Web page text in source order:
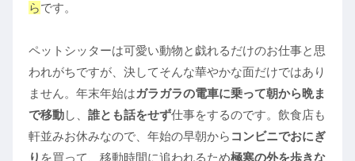
らです。
ペットシッターは可愛い動物と戯れるだけのお仕事と思
われがちですが、決してそんな華やかな面だけではあり
ません。年末年始はガラガラの電車に乗って朝から晩ま
で移動し、 誰とも話をせず仕事をするのです。飲食店も
軒並みお休みなので、年始の早朝から コンビニでおにぎ
り を買って、移動時間に追われるため極寒の外を歩きな